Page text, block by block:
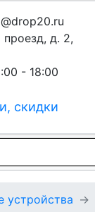
д. 2,
- 18:00
скидки
устройства